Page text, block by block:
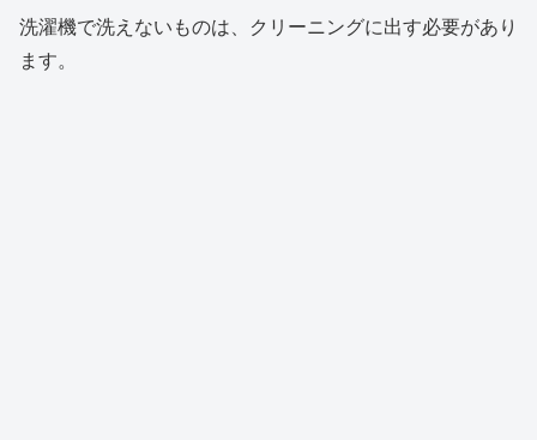
洗濯機で洗えないものは、クリーニングに出す必要があり
ます。